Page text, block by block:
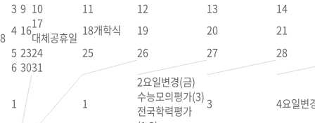
8
3 9 10 11 12 13
14
4 1617
대체공휴일 18개학식 19 20
21
5 2324 25 26 27
28
6 3031
1 1
2요일변경(금)
수능모의평가(3)
전국학력평가
3 4요일변